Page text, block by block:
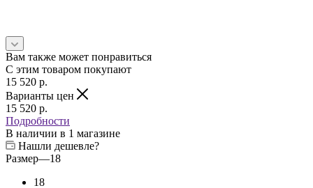
Вам также может понравиться
С этим товаром покупают
15 520 p.
Варианты цен
15 520 p.
Подробности
В наличии в 1 магазине
Нашли дешевле?
Размер—18
18